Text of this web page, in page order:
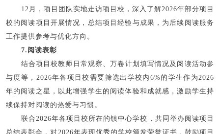
12月，项目团队实地走访项目校，深入了解2026年部分项目
校的阅读项目开展情况，总结项目经验与成果，为后续阅读服务
工作提供参考与优化方向。
7.阅读表彰
结合项目校教师日常观察、万卷计划填写情况及阅读活动参
与度等，2026年各项目校需要筛选出学校内6%的学生作为2026
年的阅读之星，以此增强学生的阅读体验和成就感，激励学生持
续保持对阅读的热爱与习惯。
联合2026年各项目校所在的镇中心学校，共同举办阅读项目
总结表彰会，对2026年表现优秀的学校颁发荣誉证书，鼓励项目